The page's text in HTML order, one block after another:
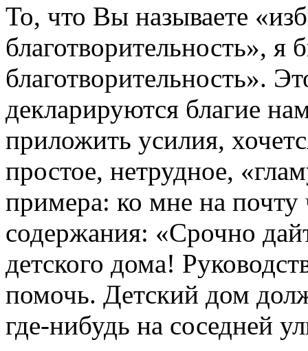
То, что Вы называете
благотворительность», я
благотворительность».
декларируются благие
приложить усилия,
простое, нетрудное,
примера: ко мне на почту
содержания: «Срочно
детского дома!
помочь. Детский дом
где-нибудь на соседней